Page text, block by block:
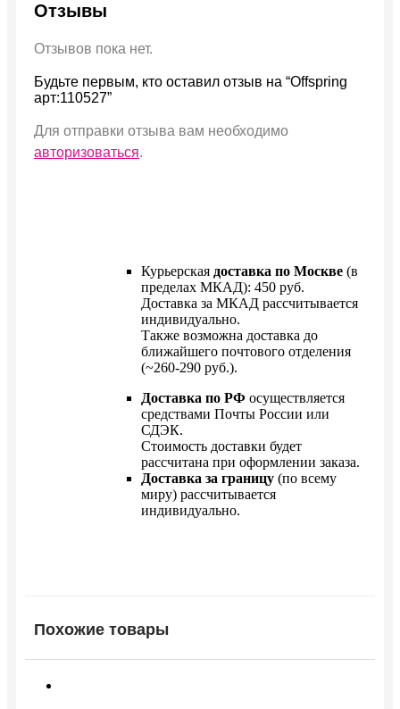
Отзывы
Отзывов пока нет.
Будьте первым, кто оставил отзыв на “Offspring
арт:110527”
Для отправки отзыва вам необходимо
авторизоваться.
Курьерская доставка по Москве (в
пределах МКАД): 450 руб.
Доставка за МКАД рассчитывается
индивидуально.
Также возможна доставка до
ближайшего почтового отделения
(~260-290 руб.).
Доставка по РФ осуществляется
средствами Почты России или
СДЭК.
Стоимость доставки будет
рассчитана при оформлении заказа.
Доставка за границу (по всему
миру) рассчитывается
индивидуально.
Похожие товары